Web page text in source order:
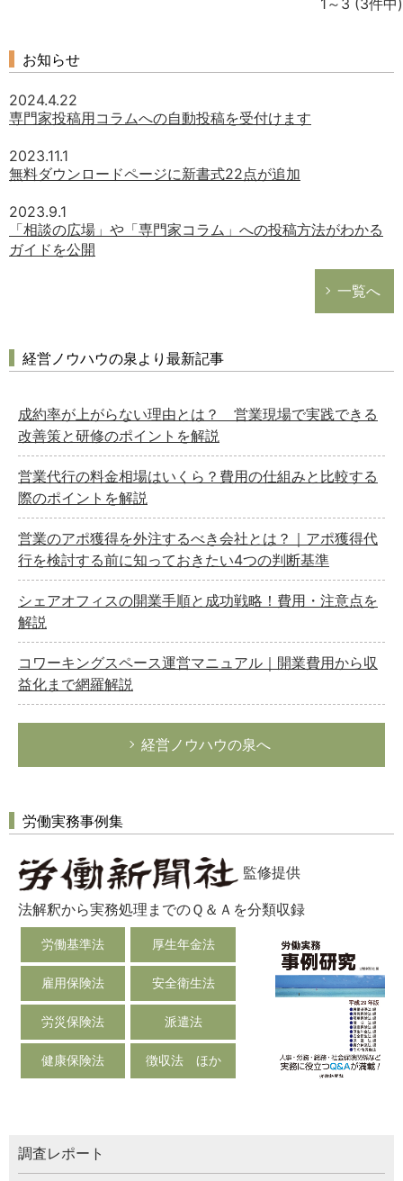
1～3 (3件中)
お知らせ
2024.4.22
専門家投稿用コラムへの自動投稿を受付けます
2023.11.1
無料ダウンロードページに新書式22点が追加
2023.9.1
「相談の広場」や「専門家コラム」への投稿方法がわかる
ガイドを公開
一覧へ
経営ノウハウの泉より最新記事
成約率が上がらない理由とは？ 営業現場で実践できる
改善策と研修のポイントを解説
営業代行の料金相場はいくら？費用の仕組みと比較する
際のポイントを解説
営業のアポ獲得を外注するべき会社とは？｜アポ獲得代
行を検討する前に知っておきたい4つの判断基準
シェアオフィスの開業手順と成功戦略！費用・注意点を
解説
コワーキングスペース運営マニュアル｜開業費用から収
益化まで網羅解説
経営ノウハウの泉へ
労働実務事例集
監修提供
法解釈から実務処理までのＱ＆Ａを分類収録
労働基準法 厚生年金法
雇用保険法 安全衛生法
労災保険法 派遣法
健康保険法 徴収法 ほか
調査レポート